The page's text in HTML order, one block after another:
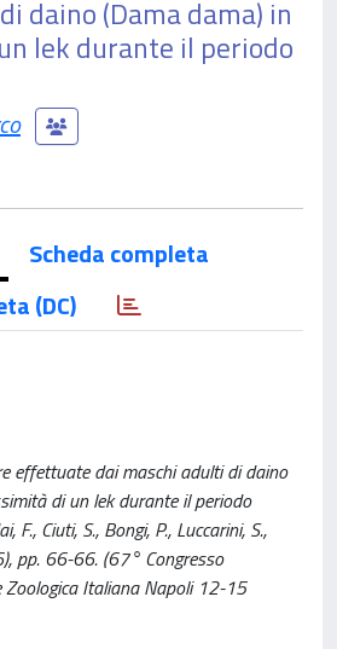
daino (Dama dama) in
lek durante il periodo
Scheda completa
(DC)
effettuate dai maschi adulti di daino
di un lek durante il periodo
Ciuti, S., Bongi, P., Luccarini, S.,
pp. 66-66. (67° Congresso
Zoologica Italiana Napoli 12-15